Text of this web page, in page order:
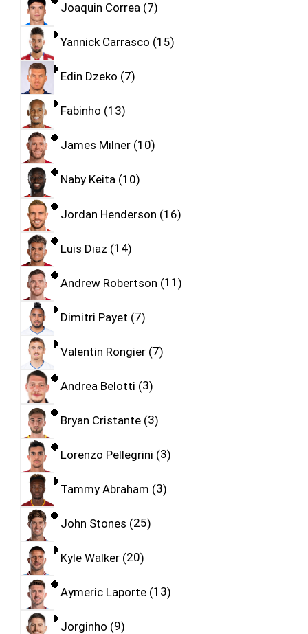
Joaquin Correa 7
Yannick Carrasco 15
Edin Dzeko 7
Fabinho 13
James Milner 10
Naby Keita 10
Jordan Henderson 16
Luis Diaz 14
Andrew Robertson 11
Dimitri Payet 7
Valentin Rongier 7
Andrea Belotti 3
Bryan Cristante 3
Lorenzo Pellegrini 3
Tammy Abraham 3
John Stones 25
Kyle Walker 20
Aymeric Laporte 13
Jorginho 9